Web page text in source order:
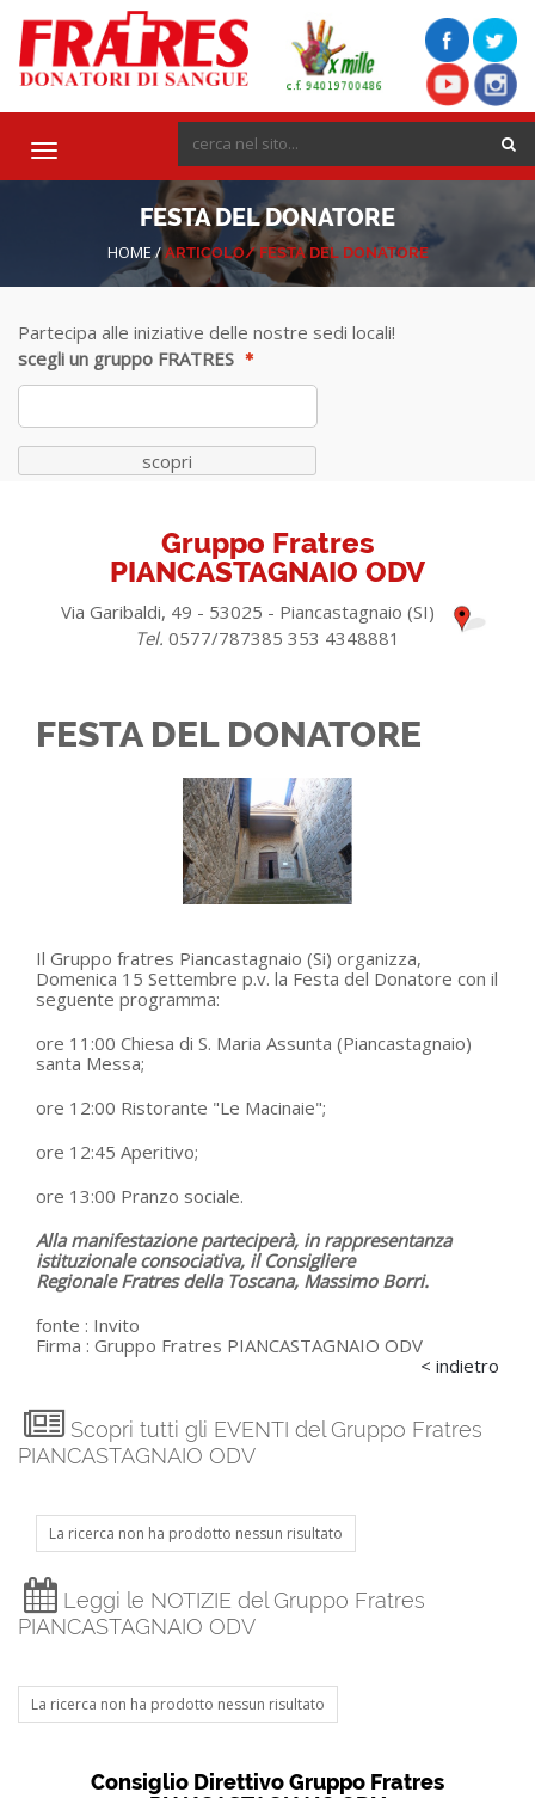
Toggle
FESTA DEL DONATORE
HOME/ARTICOLO/ FESTA DEL DONATORE
Partecipa alle iniziative delle nostre sedi locali!
scegli un gruppo FRATRES
scopri
Gruppo Fratres
PIANCASTAGNAIO ODV
Via Garibaldi, 49 - 53025 - Piancastagnaio (SI)
Tel. 0577/787385 353 4348881
FESTA DEL DONATORE
Il Gruppo fratres Piancastagnaio (Si) organizza,
Domenica 15 Settembre p.v. la Festa del Donatore con il
seguente programma:
ore 11:00 Chiesa di S. Maria Assunta (Piancastagnaio)
santa Messa;
ore 12:00 Ristorante "Le Macinaie";
ore 12:45 Aperitivo;
ore 13:00 Pranzo sociale.
Alla manifestazione parteciperà, in rappresentanza
istituzionale consociativa, il Consigliere
Regionale Fratres della Toscana, Massimo Borri.
fonte : Invito
Firma : Gruppo Fratres PIANCASTAGNAIO ODV
< indietro
Scopri tutti gli EVENTI del Gruppo Fratres
PIANCASTAGNAIO ODV
La ricerca non ha prodotto nessun risultato
Leggi le NOTIZIE del Gruppo Fratres
PIANCASTAGNAIO ODV
La ricerca non ha prodotto nessun risultato
Consiglio Direttivo Gruppo Fratres